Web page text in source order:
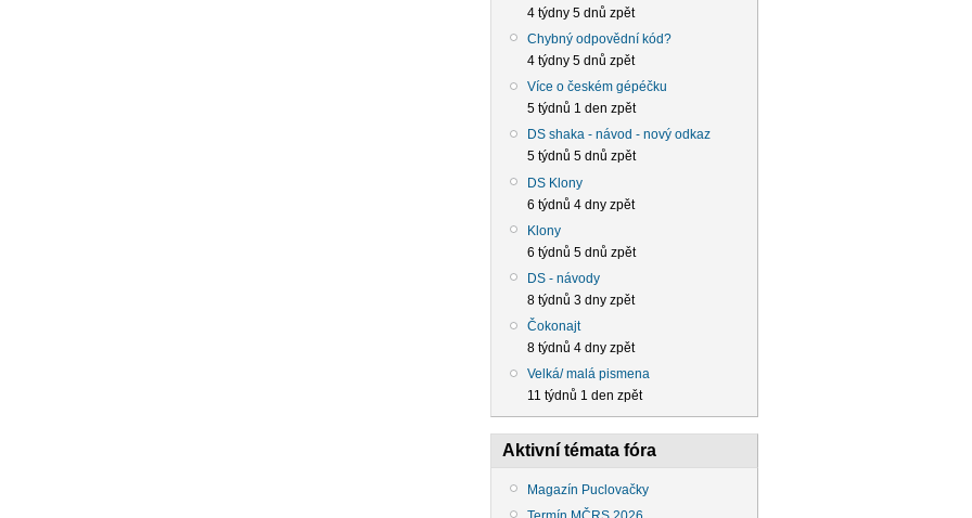
4 týdny 5 dnů zpět
Chybný odpovědní kód?
4 týdny 5 dnů zpět
Více o českém gépéčku
5 týdnů 1 den zpět
DS shaka - návod - nový odkaz
5 týdnů 5 dnů zpět
DS Klony
6 týdnů 4 dny zpět
Klony
6 týdnů 5 dnů zpět
DS - návody
8 týdnů 3 dny zpět
Čokonajt
8 týdnů 4 dny zpět
Velká/ malá pismena
11 týdnů 1 den zpět
Aktivní témata fóra
Magazín Puclovačky